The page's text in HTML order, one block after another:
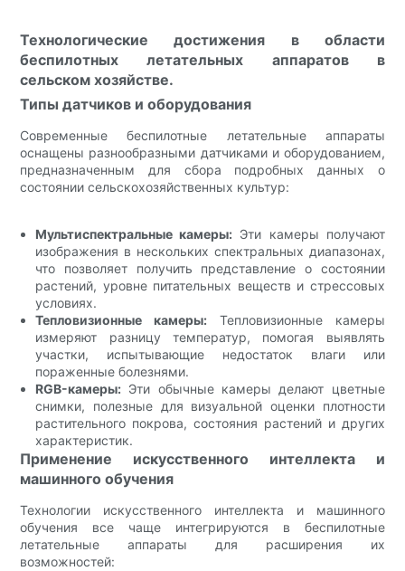
Технологические достижения в области
беспилотных летательных аппаратов в
сельском хозяйстве.
Типы датчиков и оборудования
Современные беспилотные летательные аппараты
оснащены разнообразными датчиками и оборудованием,
предназначенным для сбора подробных данных о
состоянии сельскохозяйственных культур:
Мультиспектральные камеры: Эти камеры получают
изображения в нескольких спектральных диапазонах,
что позволяет получить представление о состоянии
растений, уровне питательных веществ и стрессовых
условиях.
Тепловизионные камеры: Тепловизионные камеры
измеряют разницу температур, помогая выявлять
участки, испытывающие недостаток влаги или
пораженные болезнями.
RGB-камеры: Эти обычные камеры делают цветные
снимки, полезные для визуальной оценки плотности
растительного покрова, состояния растений и других
характеристик.
Применение искусственного интеллекта и
машинного обучения
Технологии искусственного интеллекта и машинного
обучения все чаще интегрируются в беспилотные
летательные аппараты для расширения их
возможностей: